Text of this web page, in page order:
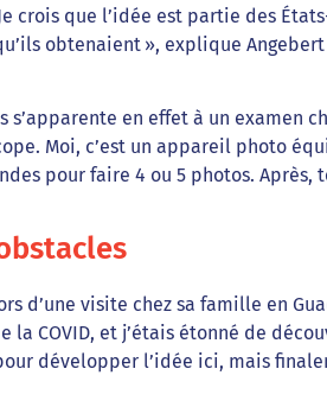
que l’idée est partie des
obtenaient », explique
en effet à un examen
Moi, c’est un appareil photo
pour faire 4 ou 5 photos.
d’une visite chez sa famille en
COVID, et j’étais étonné de
développer l’idée ici, mais